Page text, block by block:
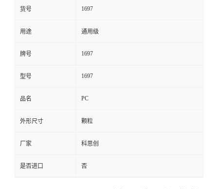
货号 1697
用途 通用级
牌号 1697
型号 1697
品名 PC
外形尺寸 颗粒
厂家 科思创
是否进口 否